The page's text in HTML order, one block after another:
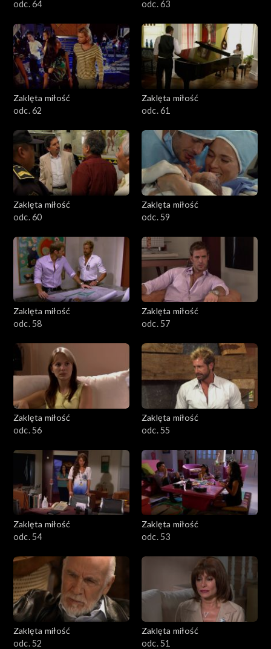
odc. 64 odc. 63
Zaklęta miłość
odc. 62
Zaklęta miłość
odc. 61
Zaklęta miłość
odc. 60
Zaklęta miłość
odc. 59
Zaklęta miłość
odc. 58
Zaklęta miłość
odc. 57
Zaklęta miłość
odc. 56
Zaklęta miłość
odc. 55
Zaklęta miłość
odc. 54
Zaklęta miłość
odc. 53
Zaklęta miłość
odc. 52
Zaklęta miłość
odc. 51